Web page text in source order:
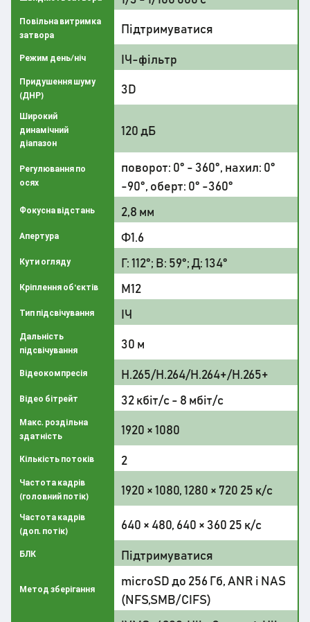
Повільна витримка
затвора
Підтримуватися
Режим день/ніч ІЧ-фільтр
Придушення шуму
(ДНР)
3D
Широкий
динамічний
діапазон
120 дБ
Регулювання по
осях
поворот: 0° - 360°, нахил: 0°
-90°, оберт: 0° -360°
Фокусна відстань 2,8 мм
Апертура Ф1.6
Кути огляду Г: 112°; В: 59°; Д: 134°
Кріплення об'єктів М12
Тип підсвічування ІЧ
Дальність
підсвічування
30 м
Відеокомпресія H.265/H.264/H.264+/H.265+
Відео бітрейт 32 кбіт/с - 8 мбіт/с
Макс. роздільна
здатність
1920 × 1080
Кількість потоків 2
Частота кадрів
(головний потік)
1920 × 1080, 1280 × 720 25 к/с
Частота кадрів
(доп. потік)
640 × 480, 640 × 360 25 к/с
БЛК Підтримуватися
Метод зберігання
microSD до 256 Гб, ANR і NAS
(NFS,SMB/CIFS)